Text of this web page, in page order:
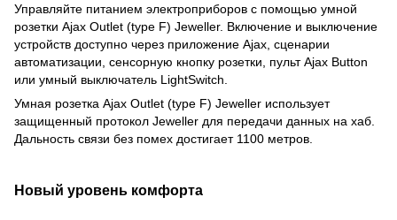
Управляйте питанием электроприборов с помощью умной
розетки Ajax Outlet (type F) Jeweller. Включение и выключение
устройств доступно через приложение Ajax, сценарии
автоматизации, сенсорную кнопку розетки, пульт Ajax Button
или умный выключатель LightSwitch.
Умная розетка Ajax Outlet (type F) Jeweller использует
защищенный протокол Jeweller для передачи данных на хаб.
Дальность связи без помех достигает 1100 метров.
Новый уровень комфорта